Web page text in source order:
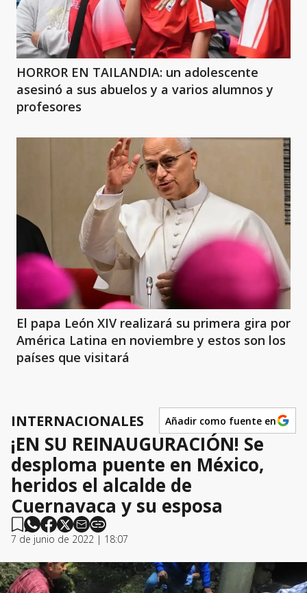
HORROR EN TAILANDIA: un adolescente
asesinó a sus abuelos y a varios alumnos y
profesores
El papa León XIV realizará su primera gira por
América Latina en noviembre y estos son los
países que visitará
INTERNACIONALES Añadir como fuente en
¡EN SU REINAUGURACIÓN! Se
desploma puente en México,
heridos el alcalde de
Cuernavaca y su esposa
7 de junio de 2022 | 18:07